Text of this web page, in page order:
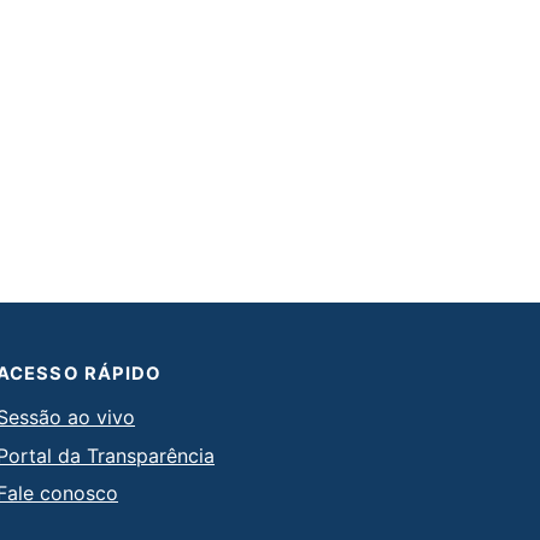
RÁPIDO
ao vivo
da Transparência
conosco